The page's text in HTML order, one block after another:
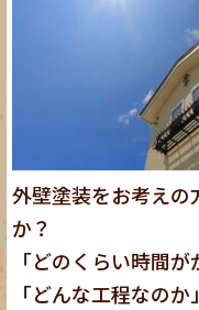
外壁塗装をお考えの
か？
「どのくらい時間が
「どんな工程なのか」